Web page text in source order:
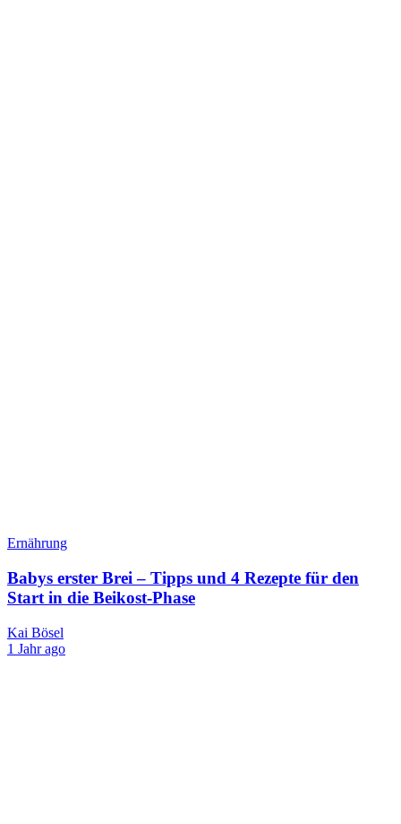
Ernährung
Babys erster Brei – Tipps und 4 Rezepte für den
Start in die Beikost-Phase
Kai Bösel
1 Jahr ago